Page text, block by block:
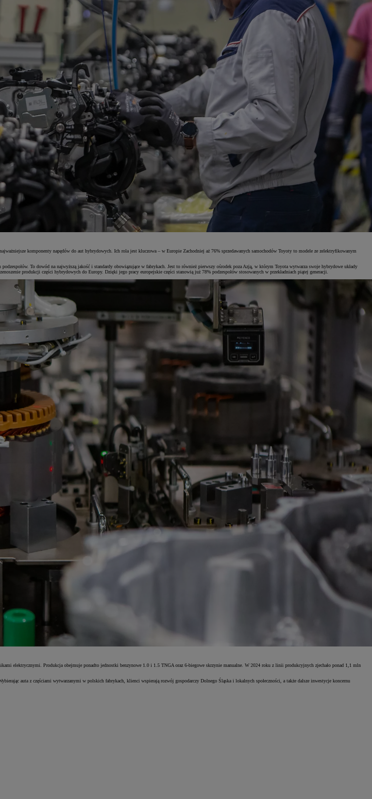
komponenty napędów do aut hybrydowych. Ich rola jest kluczowa – w Europie Zachodniej aż 76% sprzedawanych samochodów Toyoty to modele ze zelektryfikowanym
To dowód na najwyższą jakość i standardy obowiązujące w fabrykach. Jest to również pierwszy ośrodek poza Azją, w którym Toyota wytwarza swoje hybrydowe układy
produkcji części hybrydowych do Europy. Dzięki jego pracy europejskie części stanowią już 78% podzespołów stosowanych w przekładniach piątej generacji.
elektrycznymi. Produkcja obejmuje ponadto jednostki benzynowe 1.0 i 1.5 TNGA oraz 6-biegowe skrzynie manualne. W 2024 roku z linii produkcyjnych zjechało ponad 1,1 mln
auta z częściami wytwarzanymi w polskich fabrykach, klienci wspierają rozwój gospodarczy Dolnego Śląska i lokalnych społeczności, a także dalsze inwestycje koncernu